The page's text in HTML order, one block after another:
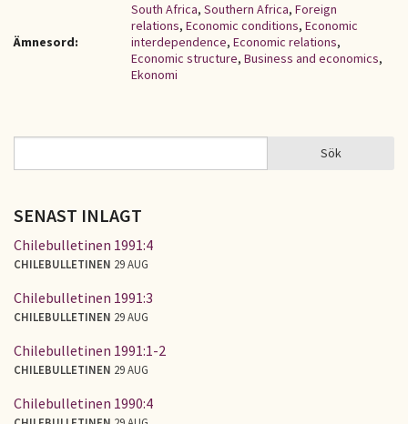
Ämnesord:
South Africa, Southern Africa, Foreign
relations, Economic conditions, Economic
interdependence, Economic relations,
Economic structure, Business and economics,
Ekonomi
SÖKFORMULÄR Sök
SENAST INLAGT
Chilebulletinen 1991:4
CHILEBULLETINEN 29 AUG
Chilebulletinen 1991:3
CHILEBULLETINEN 29 AUG
Chilebulletinen 1991:1-2
CHILEBULLETINEN 29 AUG
Chilebulletinen 1990:4